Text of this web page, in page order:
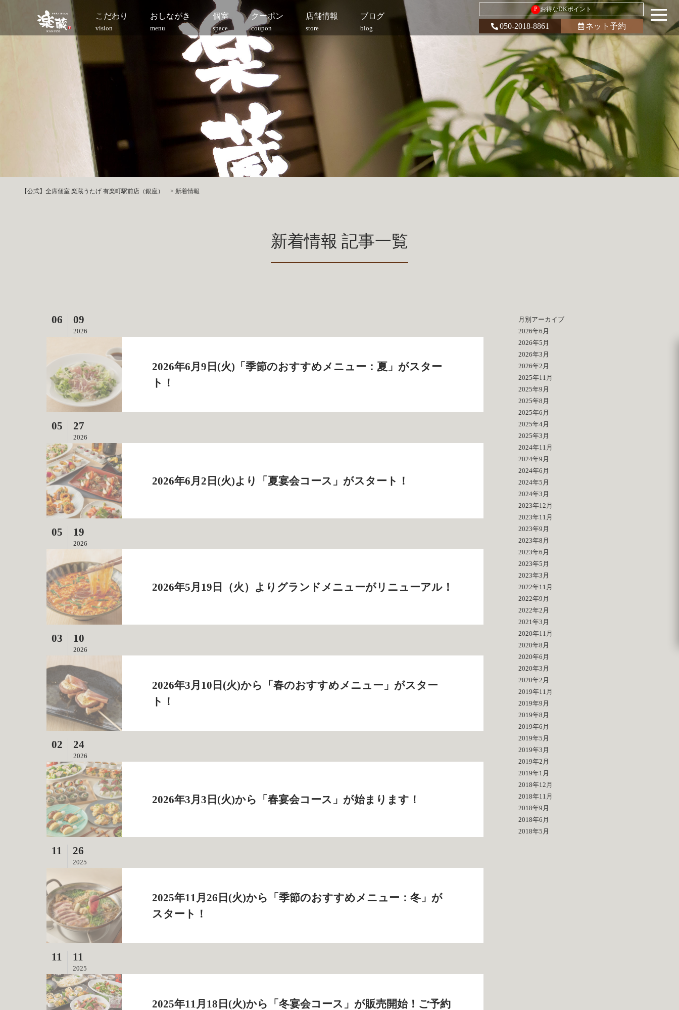
こだわり
vision
おしながき
menu
個室
space
クーポン
coupon
店舗情報
store
ブログ
blog
P お得なDKポイント
050-2018-8861 ネット予約
【公式】全席個室 楽蔵うたげ 有楽町駅前店（銀座） > 新着情報
新着情報 記事一覧
06 09
2026
2026年6月9日(火)「季節のおすすめメニュー：夏」がスター
ト！
05 27
2026
2026年6月2日(火)より「夏宴会コース」がスタート！
05 19
2026
2026年5月19日（火）よりグランドメニューがリニューアル！
03 10
2026
2026年3月10日(火)から「春のおすすめメニュー」がスター
ト！
02 24
2026
2026年3月3日(火)から「春宴会コース」が始まります！
11 26
2025
2025年11月26日(火)から「季節のおすすめメニュー：冬」が
スタート！
11 11
2025
2025年11月18日(火)から「冬宴会コース」が販売開始！ご予約
月別アーカイブ
2026年6月
2026年5月
2026年3月
2026年2月
2025年11月
2025年9月
2025年8月
2025年6月
2025年4月
2025年3月
2024年11月
2024年9月
2024年6月
2024年5月
2024年3月
2023年12月
2023年11月
2023年9月
2023年8月
2023年6月
2023年5月
2023年3月
2022年11月
2022年9月
2022年2月
2021年3月
2020年11月
2020年8月
2020年6月
2020年3月
2020年2月
2019年11月
2019年9月
2019年8月
2019年6月
2019年5月
2019年3月
2019年2月
2019年1月
2018年12月
2018年11月
2018年9月
2018年6月
2018年5月